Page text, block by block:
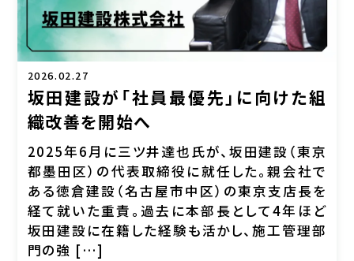
2026.02.27
坂田建設が「社員最優先」に向けた組
織改善を開始へ
2025年6月に三ツ井達也氏が、坂田建設（東京
都墨田区）の代表取締役に就任した。親会社で
ある徳倉建設（名古屋市中区）の東京支店長を
経て就いた重責。過去に本部長として4年ほど
坂田建設に在籍した経験も活かし、施工管理部
門の強 […]